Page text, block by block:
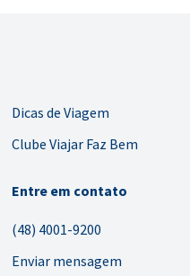
Dicas de Viagem
Clube Viajar Faz Bem
Entre em contato
(48) 4001-9200
Enviar mensagem